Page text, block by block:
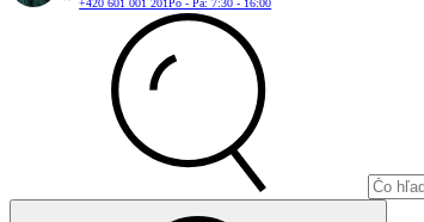
+420 601 001 201Po - Pá: 7:30 - 16:00